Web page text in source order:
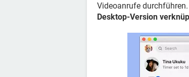
Videoanrufe
Desktop-Version